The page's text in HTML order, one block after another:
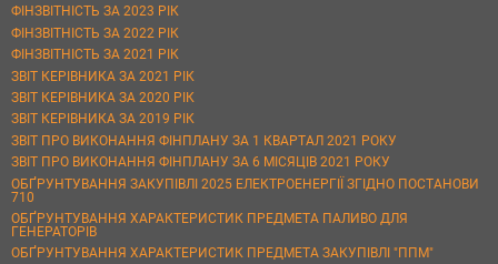
ФІНЗВІТНІСТЬ ЗА 2023 РІК
ФІНЗВІТНІСТЬ ЗА 2022 РІК
ФІНЗВІТНІСТЬ ЗА 2021 РІК
ЗВІТ КЕРІВНИКА ЗА 2021 РІК
ЗВІТ КЕРІВНИКА ЗА 2020 РІК
ЗВІТ КЕРІВНИКА ЗА 2019 РІК
ЗВІТ ПРО ВИКОНАННЯ ФІНПЛАНУ ЗА 1 КВАРТАЛ 2021 РОКУ
ЗВІТ ПРО ВИКОНАННЯ ФІНПЛАНУ ЗА 6 МІСЯЦІВ 2021 РОКУ
ОБҐРУНТУВАННЯ ЗАКУПІВЛІ 2025 ЕЛЕКТРОЕНЕРГІЇ ЗГІДНО ПОСТАНОВИ
710
ОБҐРУНТУВАННЯ ХАРАКТЕРИСТИК ПРЕДМЕТА ПАЛИВО ДЛЯ
ГЕНЕРАТОРІВ
ОБҐРУНТУВАННЯ ХАРАКТЕРИСТИК ПРЕДМЕТА ЗАКУПІВЛІ "ППМ"